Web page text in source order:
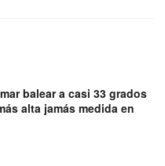
balear a casi 33 grados
alta jamás medida en